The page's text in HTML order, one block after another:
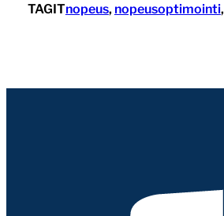
TAGITnopeus, nopeusoptimointi,